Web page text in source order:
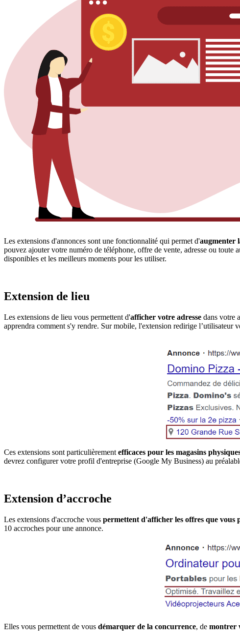
Les extensions d'annonces sont une fonctionnalité qui permet d'augmenter
pouvez ajouter votre numéro de téléphone, offre de vente, adresse ou
disponibles et les meilleurs moments pour les utiliser.
Extension de lieu
Les extensions de lieu vous permettent d'afficher votre adresse dans votre
apprendra comment s'y rendre. Sur mobile, l'extension redirige l’utilisateur
Ces extensions sont particulièrement efficaces pour les magasins
devrez configurer votre profil d'entreprise (Google My Business) au
Extension d’accroche
Les extensions d'accroche vous permettent d'afficher les offres que vous
10 accroches pour une annonce.
Elles vous permettent de vous démarquer de la concurrence, de montrer